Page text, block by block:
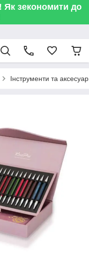
зекономити до
Інструменти та